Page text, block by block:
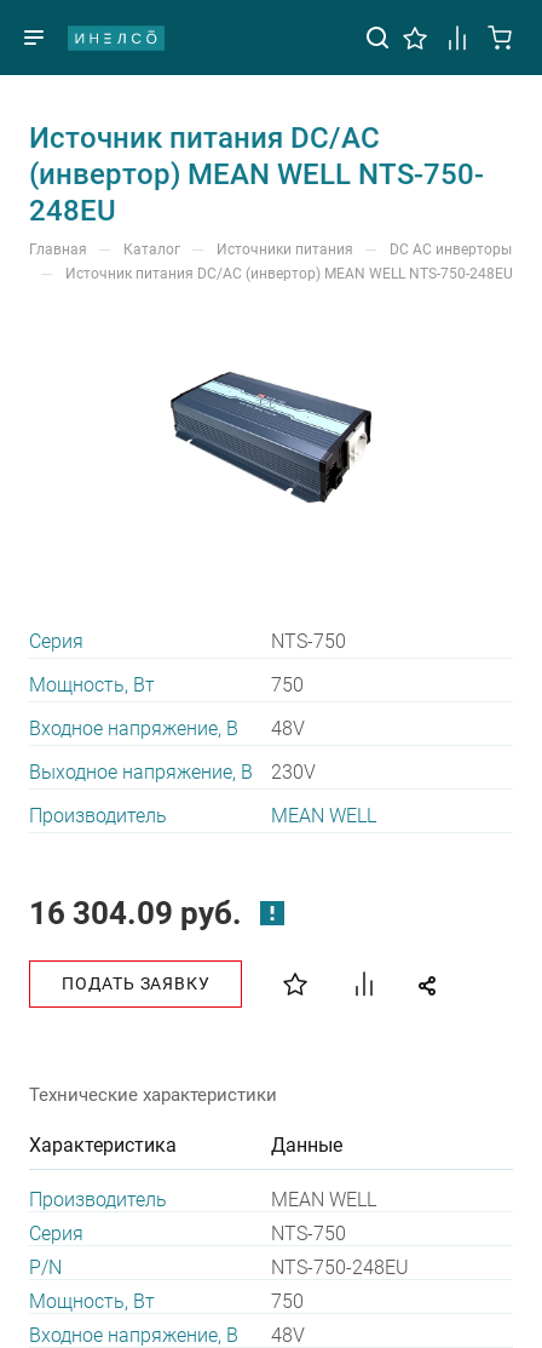
Источник питания DC/AC
(инвертор) MEAN WELL NTS-750-
248EU
Главная — Каталог — Источники питания — DC AC инверторы
— Источник питания DC/AC (инвертор) MEAN WELL NTS-750-248EU
Серия
NTS-750
Мощность, Вт
750
Входное напряжение, В
48V
Выходное напряжение, В
230V
Производитель
MEAN WELL
16 304.09 руб.
ПОДАТЬ ЗАЯВКУ
Технические характеристики
Характеристика Данные
Производитель
MEAN WELL
Серия
NTS-750
P/N
NTS-750-248EU
Мощность, Вт
750
Входное напряжение, В
48V